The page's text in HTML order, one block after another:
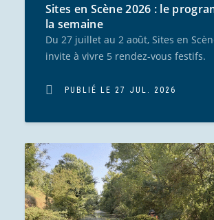
Sites en Scène 2026 : le
la semaine
Du 27 juillet au 2 août, Sites en
invite à vivre 5 rendez-vous festifs.
PUBLIÉ LE 27 JUL. 2026